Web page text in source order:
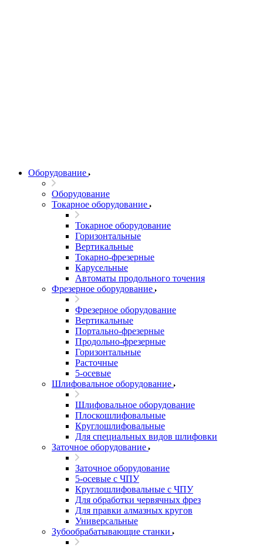
Оборудование
Оборудование
Токарное оборудование
Токарное оборудование
Горизонтальные
Вертикальные
Токарно-фрезерные
Карусельные
Автоматы продольного точения
Фрезерное оборудование
Фрезерное оборудование
Вертикальные
Портально-фрезерные
Продольно-фрезерные
Горизонтальные
Расточные
5-осевые
Шлифовальное оборудование
Шлифовальное оборудование
Плоскошлифовальные
Круглошлифовальные
Для специальных видов шлифовки
Заточное оборудование
Заточное оборудование
5-осевые с ЧПУ
Круглошлифовальные с ЧПУ
Для обработки червячных фрез
Для правки алмазных кругов
Универсальные
Зубообрабатывающие станки